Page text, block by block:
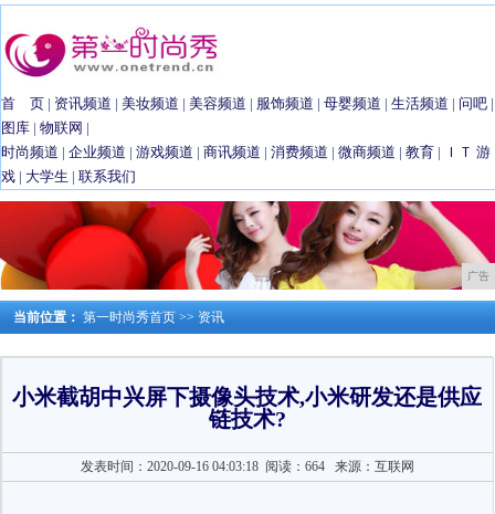
首 页 | 资讯频道 | 美妆频道 | 美容频道 | 服饰频道 | 母婴频道 | 生活频道 | 问吧 |
图库 | 物联网 |
时尚频道 | 企业频道 | 游戏频道 | 商讯频道 | 消费频道 | 微商频道 | 教育 | ＩＴ 游
戏 | 大学生 | 联系我们
广告
当前位置： 第一时尚秀首页 >> 资讯
小米截胡中兴屏下摄像头技术,小米研发还是供应
链技术?
发表时间：2020-09-16 04:03:18 阅读：664来源：互联网